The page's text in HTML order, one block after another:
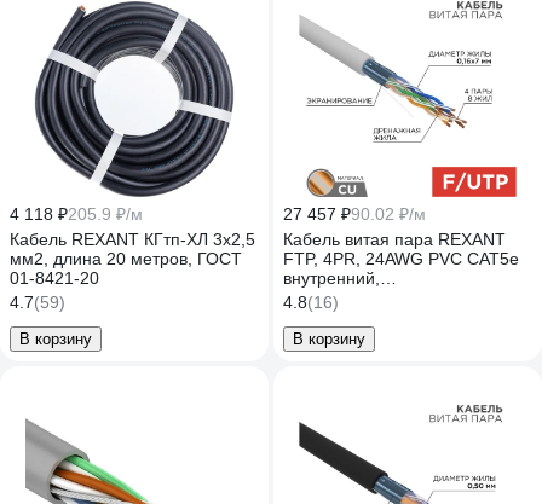
4 118 ₽205.9 ₽/м
Кабель REXANT КГтп-ХЛ 3х2,5
мм2, длина 20 метров, ГОСТ
01-8421-20
4.7(59)
В корзину
27 457 ₽90.02 ₽/м
Кабель витая пара REXANT
FTP, 4PR, 24AWG PVC CAT5e
внутренний,
многопроволочный, 305 м 01-
0145
4.8(16)
В корзину